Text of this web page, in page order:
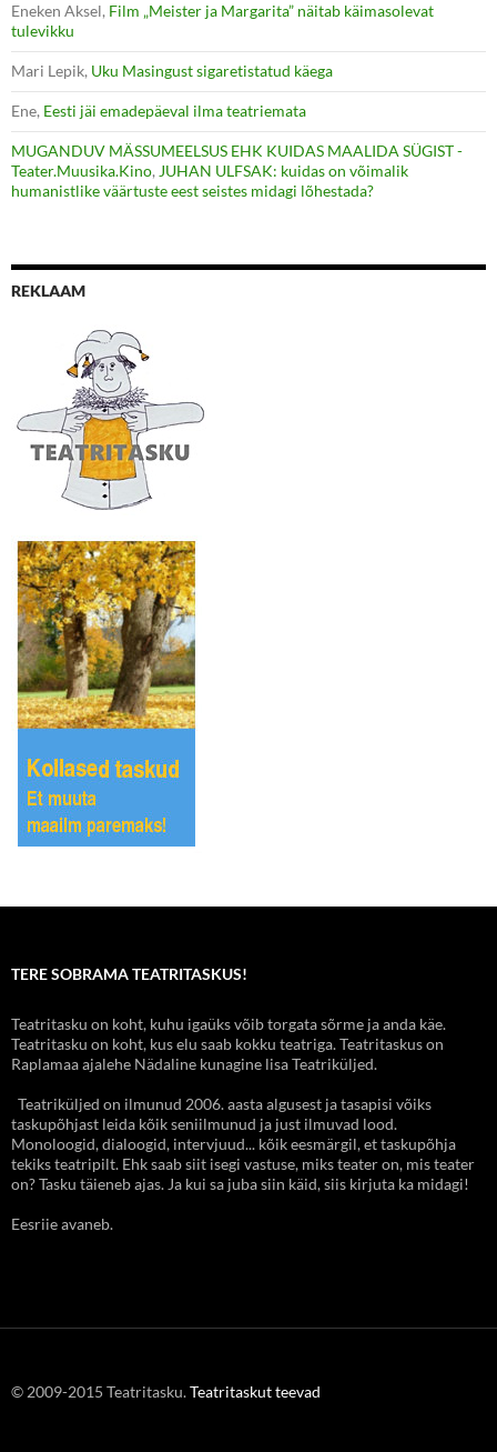
Eneken Aksel, Film „Meister ja Margarita” näitab käimasolevat
tulevikku
Mari Lepik, Uku Masingust sigaretistatud käega
Ene, Eesti jäi emadepäeval ilma teatriemata
MUGANDUV MÄSSUMEELSUS EHK KUIDAS MAALIDA SÜGIST -
Teater.Muusika.Kino, JUHAN ULFSAK: kuidas on võimalik
humanistlike väärtuste eest seistes midagi lõhestada?
REKLAAM
TERE SOBRAMA TEATRITASKUS!
Teatritasku on koht, kuhu igaüks võib torgata sõrme ja anda käe.
Teatritasku on koht, kus elu saab kokku teatriga. Teatritaskus on
Raplamaa ajalehe Nädaline kunagine lisa Teatriküljed.
Teatriküljed on ilmunud 2006. aasta algusest ja tasapisi võiks
taskupõhjast leida kõik seniilmunud ja just ilmuvad lood.
Monoloogid, dialoogid, intervjuud... kõik eesmärgil, et taskupõhja
tekiks teatripilt. Ehk saab siit isegi vastuse, miks teater on, mis teater
on? Tasku täieneb ajas. Ja kui sa juba siin käid, siis kirjuta ka midagi!
Eesriie avaneb.
© 2009-2015 Teatritasku.Teatritaskut teevad